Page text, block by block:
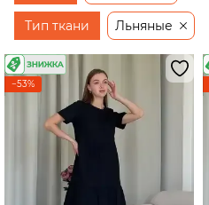
Бежевые
Платья-
трапеции
Тип ткани Льняные
−53%